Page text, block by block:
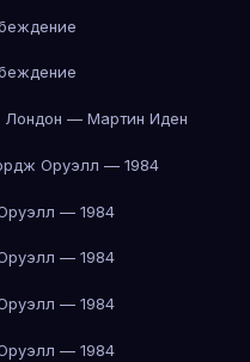
— Мартин Иден
Оруэлл — 1984
— 1984
— 1984
— 1984
— 1984